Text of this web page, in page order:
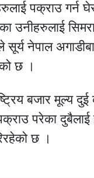
पक्राउ गर्न
सूर्य नेपाल
छ ।
बजार मूल्य
परेका दुबैलाई
छ ।